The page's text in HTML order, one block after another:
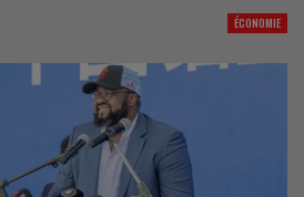
ÉCONOMIE